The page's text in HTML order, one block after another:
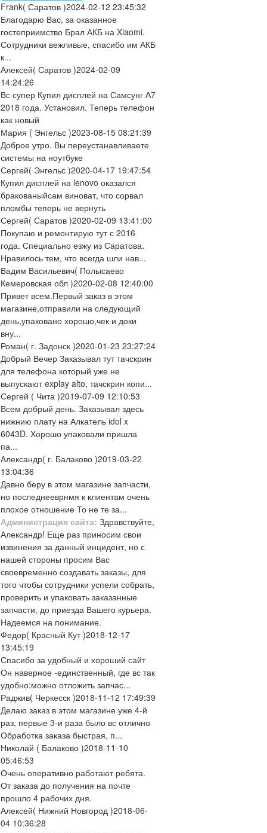
Frank( Саратов )2024-02-12 23:45:32
Благодарю Вас, за оказанное
гостеприимство Брал АКБ на Xiaomi.
Сотрудники вежливые, спасибо им АКБ
к...
Алексей( Саратов )2024-02-09
14:24:26
Вс супер Купил дисплей на Самсунг А7
2018 года. Установил. Теперь телефон
как новый
Мария ( Энгельс )2023-08-15 08:21:39
Доброе утро. Вы переустанавливаете
системы на ноутбуке
Сергей( Энгельс )2020-04-17 19:47:54
Купил дисплей на lenovo оказался
бракованыйсам виноват, что сорвал
пломбы теперь не вернуть
Сергей( Саратов )2020-02-09 13:41:00
Покупаю и ремонтирую тут с 2016
года. Специально езжу из Саратова.
Нравилось тем, что всегда шли нав...
Вадим Васильевич( Полысаево
Кемеровская обл )2020-02-08 12:40:00
Привет всем.Первый заказ в этом
магазине,отправили на следующий
день,упаковано хорошо,чек и доки
вну...
Роман( г. Задонск )2020-01-23 23:27:24
Добрый Вечер Заказывал тут тачскрин
для телефона который уже не
выпускают explay alto, тачскрин копи...
Сергей ( Чита )2019-07-09 12:10:53
Всем добрый день. Заказывал здесь
нижнию плату на Алкатель idol x
6043D. Хорошо упаковали пришла
па...
Александр( г. Балаково )2019-03-22
13:04:36
Давно беру в этом магазине запчасти,
но последнееврнмя к клиентам очень
плохое отношение То не те за...
Администрация сайта: Здравствуйте,
Александр! Еще раз приносим свои
извинения за данный инцидент, но с
нашей стороны просим Вас
своевременно создавать заказы, для
того чтобы сотрудники успели собрать,
проверить и упаковать заказанные
запчасти, до приезда Вашего курьера.
Надеемся на понимание.
Федор( Красный Кут )2018-12-17
13:45:19
Спасибо за удобный и хороший сайт
Он наверное -единственный, где вс так
удобно:можно отложить запчас...
Раджив( Черкесск )2018-11-12 17:49:39
Делаю заказ в этом магазине уже 4-й
раз, первые 3-и раза было вс отлично
Обработка заказа быстрая, п...
Николай ( Балаково )2018-11-10
05:46:53
Очень оперативно работают ребята.
От заказа до получения на почте
прошло 4 рабочих дня.
Алексей( Нижний Новгород )2018-06-
04 10:36:28